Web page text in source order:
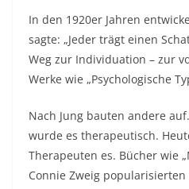
In den 1920er Jahren
sagte: „Jeder trägt einen
Weg zur Individuation – zur
Werke wie „Psychologische
Nach Jung bauten andere
wurde es therapeutisch.
Therapeuten es. Bücher wie
Connie Zweig popularisierten